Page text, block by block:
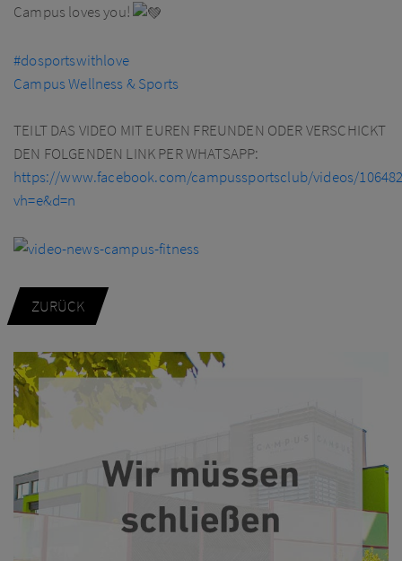
Campus loves you!
#dosportswithlove
Campus Wellness & Sports
TEILT DAS VIDEO MIT EUREN FREUNDEN ODER VERSCHICKT
DEN FOLGENDEN LINK PER WHATSAPP:
https://www.facebook.com/campussportsclub/videos/
vh=e&d=n
ZURÜCK